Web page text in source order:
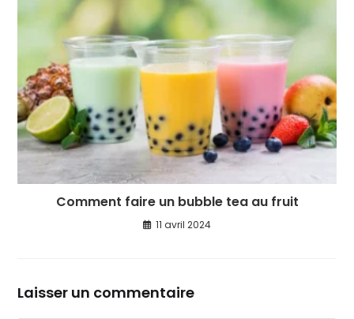
Comment faire un bubble tea au fruit
11 avril 2024
Laisser un commentaire